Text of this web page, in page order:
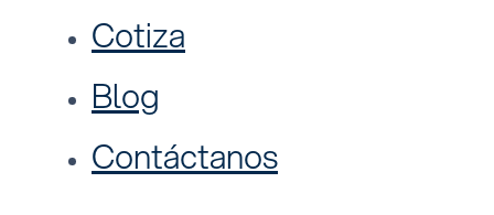
Cotiza
Blog
Contáctanos